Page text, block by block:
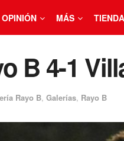
OPINIÓN MÁS TIENDA
B 4-1
Rayo B, Galerías, Rayo B